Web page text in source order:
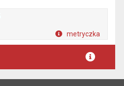
metryczka